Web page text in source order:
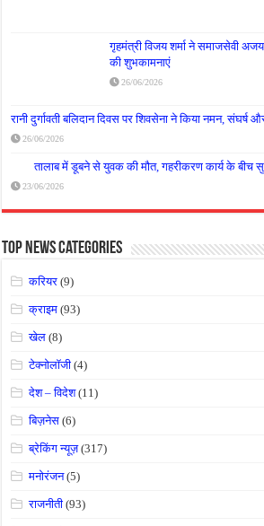
गृहमंत्री विजय शर्मा ने समाजसेवी अजय
की शुभकामनाएं
26/06/2026
रानी दुर्गावती बलिदान दिवस पर शिवसेना ने किया नमन, संघर्ष
26/06/2026
तालाब में डूबने से युवक की मौत, गहरीकरण कार्य के बीच
23/06/2026
Top News Categories
करियर (9)
क्राइम (93)
खेल (8)
टेक्नोलॉजी (4)
देश – विदेश(11)
बिज़नेस (6)
ब्रेकिंग न्यूज़(317)
मनोरंजन(5)
राजनीती (93)